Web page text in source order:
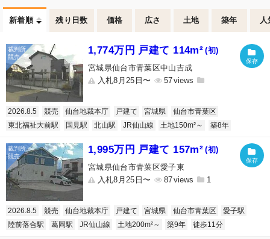
新着順 残り日数 価格 広さ 土地 築年 人
1,774万円 戸建て 114m² (初)
宮城県仙台市青葉区中山吉成
入札8月25日〜
57
2026.8.5 競売 仙台地裁本庁 戸建て 宮城県
仙台市青葉区
東北福祉大前駅
国見駅 北山駅 JR仙山線 土地150m²～ 築8年
1,995万円 戸建て 157m² (初)
宮城県仙台市青葉区愛子東
入札8月25日〜
87 1
2026.8.5 競売 仙台地裁本庁 戸建て 宮城県 仙台市青葉区
愛子駅
陸前落合駅
葛岡駅 JR仙山線 土地200m²～ 築9年 徒歩11分